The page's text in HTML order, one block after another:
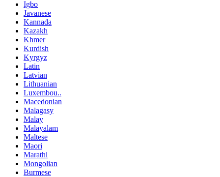
Igbo
Javanese
Kannada
Kazakh
Khmer
Kurdish
Kyrgyz
Latin
Latvian
Lithuanian
Luxembou..
Macedonian
Malagasy
Malay
Malayalam
Maltese
Maori
Marathi
Mongolian
Burmese